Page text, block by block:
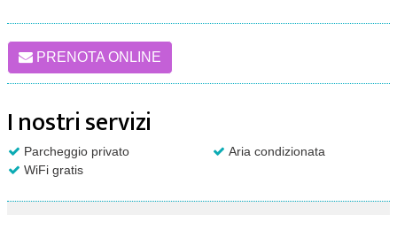
PRENOTA ONLINE
I nostri servizi
Parcheggio privato
Aria condizionata
WiFi gratis